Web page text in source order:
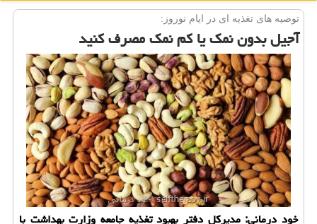
توصیه های تغذیه ای در ایام نوروز:
آجیل بدون نمك یا كم نمك مصرف كنید
خود درمانی: مدیركل دفتر بهبود تغذیه جامعه وزارت بهداشت با